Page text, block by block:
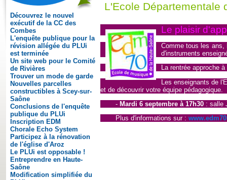
Découvrez le nouvel
exécutif de la CC des
Combes
L'enquête publique pour la
révision allégée du PLUi
est terminée
Un site web pour le Comité
de Rivières
Trouver un mode de garde
Nouvelles parcelles
constructibles à Scey-sur-
Saône
Conclusions de l'enquête
publique du PLUi
Inscription EDM
Chorale Echo System
Participez à la rénovation
de l'église d'Aroz
Le PLUi est opposable !
Entreprendre en Haute-
Saône
Modification simplifiée du
L'Ecole Départementale
Le plaisir
Comme tous les ans,
d'instruments
La rentrée approche
Les enseignants de
et de découvrir votre équipe pédagogique.
- Mardi 6 septembre à 17h30 : salle
Plus d'informations sur :